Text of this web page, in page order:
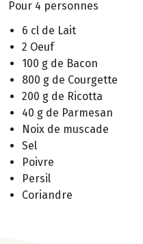
Pour 4 personnes
6 cl de Lait
2 Oeuf
100 g de Bacon
800 g de Courgette
200 g de Ricotta
40 g de Parmesan
Noix de muscade
Sel
Poivre
Persil
Coriandre